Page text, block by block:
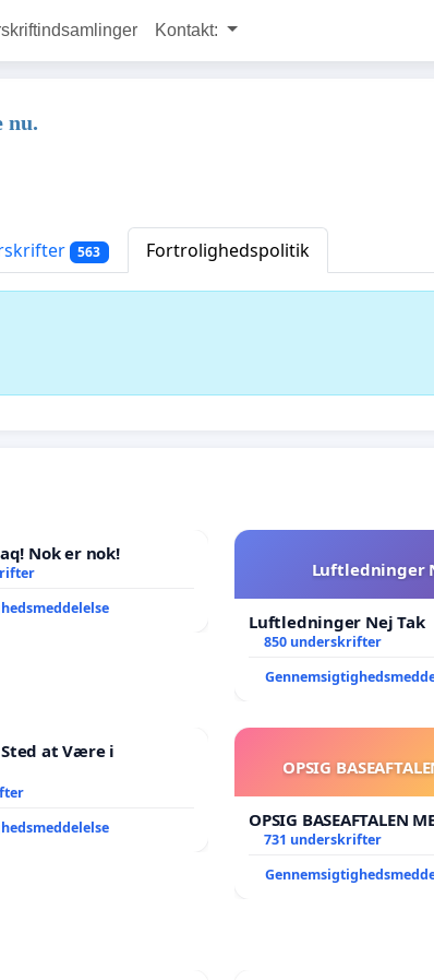
Kontakt:
nu.
563 Fortrolighedspolitik
Nok er nok!
Luftledninger
Luftledninger Nej Tak
850 underskrifter
at Være i
OPSIG
OPSIG BASEAFTALEN
731 underskrifter